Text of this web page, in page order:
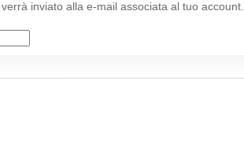
inviato alla e-mail associata al tuo account.